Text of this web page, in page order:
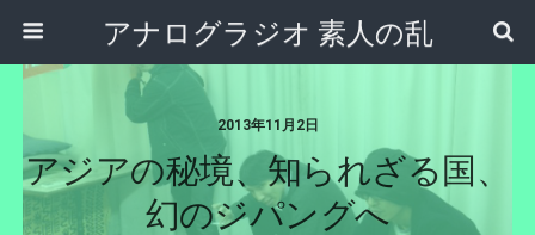
アナログラジオ 素人の乱
2013年11月2日
アジアの秘境、知られざる国、
幻のジパングへ